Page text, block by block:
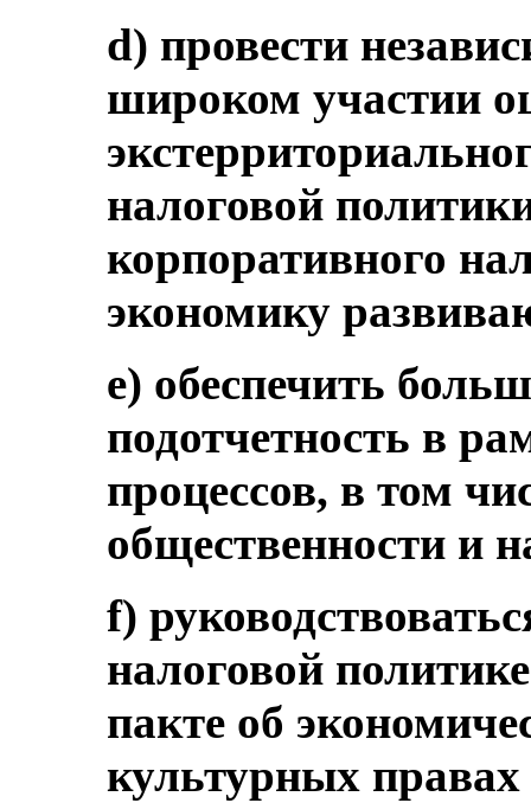
d) провести
широком участии
налоговой
корпоративного
экономику
e) обеспечить
подотчетность в
процессов, в том
общественности и
f)
налоговой
пакте об
культурных правах